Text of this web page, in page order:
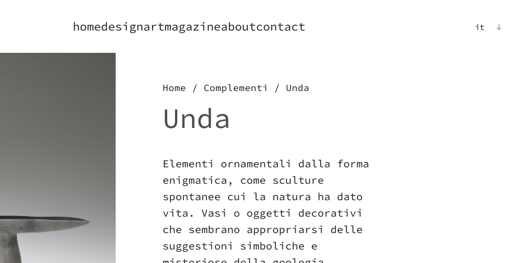
homedesignartmagazineaboutcontact it
Home / Complementi / Unda
Unda
Elementi ornamentali dalla forma
enigmatica, come sculture
spontanee cui la natura ha dato
vita. Vasi o oggetti decorativi
che sembrano appropriarsi delle
suggestioni simboliche e